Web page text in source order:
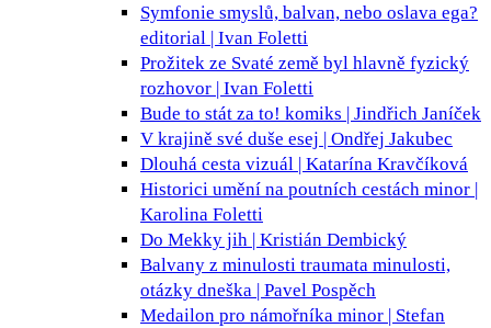
Symfonie smyslů, balvan, nebo oslava ega?
editorial | Ivan Foletti
Prožitek ze Svaté země byl hlavně fyzický
rozhovor | Ivan Foletti
Bude to stát za to! komiks | Jindřich Janíček
V krajině své duše esej | Ondřej Jakubec
Dlouhá cesta vizuál | Katarína Kravčíková
Historici umění na poutních cestách minor |
Karolina Foletti
Do Mekky jih | Kristián Dembický
Balvany z minulosti traumata minulosti,
otázky dneška | Pavel Pospěch
Medailon pro námořníka minor | Stefan